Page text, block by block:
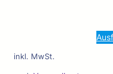
inkl. MwSt.